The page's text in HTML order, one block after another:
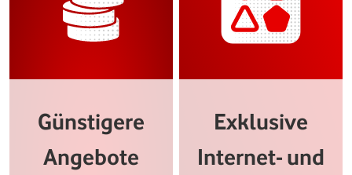
Günstigere
Angebote
Exklusive
Internet- und